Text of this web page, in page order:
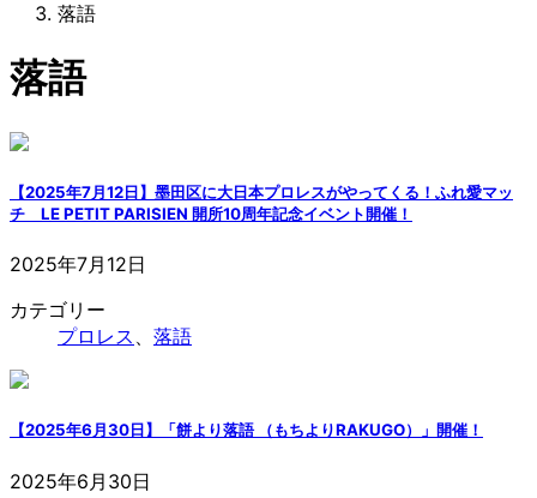
落語
落語
【2025年7月12日】墨田区に大日本プロレスがやってくる！ふれ愛マッ
チ LE PETIT PARISIEN 開所10周年記念イベント開催！
2025年7月12日
カテゴリー
プロレス 、 落語
【2025年6月30日】「餅より落語 （もちよりRAKUGO）」開催！
2025年6月30日